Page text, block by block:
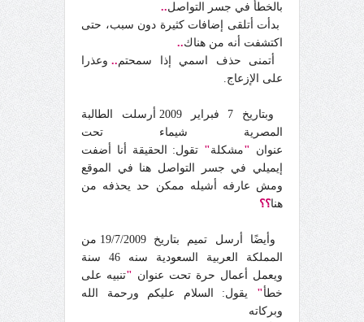
بالخطأ في جسر التواصل..
بدأت أتلقى إضافات كثيرة دون سبب، حتى
اكتشفت أنه من هناك..
أتمنى حذف اسمي إذا سمحتم.. وعذرا
على الإزعاج.
وبتاريخ 7 فبراير 2009 أرسلت الطالبة
المصرية شيماء تحت
عنوان "مشكلة" تقول: الحقيقة أنا أضفت
إيميلي في جسر التواصل هنا في الموقع
ومش عارفه أشيله ممكن حد يحذفه من
هنا؟؟
وأيضًا أرسل تميم بتاريخ 19/7/2009 من
المملكة العربية السعودية سنه 46 سنة
ويعمل أعمال حرة تحت عنوان "تنبيه على
خطأ" يقول: السلام عليكم ورحمة الله
وبركاته